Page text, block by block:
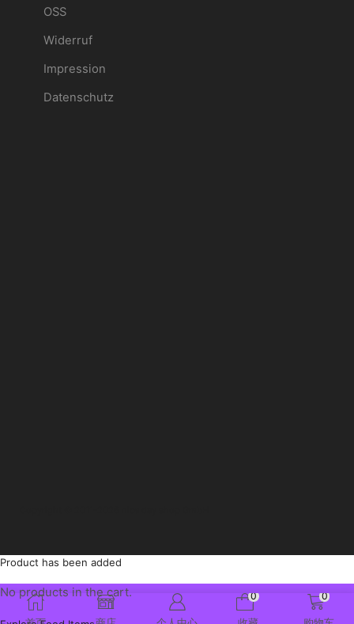
OSS
Widerruf
Impression
Datenschutz
0 0
Product has been added
No products in the cart.